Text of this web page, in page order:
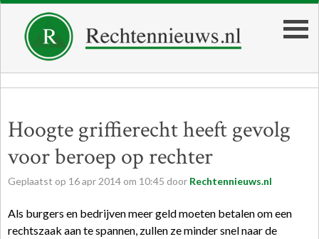
Hoogte griffierecht heeft gevolg
voor beroep op rechter
Geplaatst op 16apr 2014 om 10:45 door Rechtennieuws.nl
Als burgers en bedrijven meer geld moeten betalen om een
rechtszaak aan te spannen, zullen ze minder snel naar de